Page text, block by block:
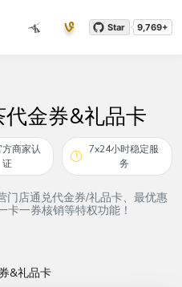
Star 9,769+
金券&礼品卡
商家认
证
7x24小时稳定服
务
门店通兑代金券/礼品卡、最优惠
卡一券核销等特权功能！
&礼品卡